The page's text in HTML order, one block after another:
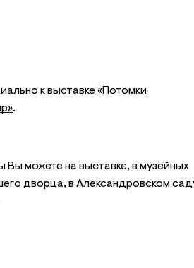
к выставке«Потомки
.
Вы можете на выставке, в музейных
дворца, в Александровском